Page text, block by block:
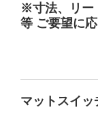
※寸法、リー
等 ご要望に
マットスイ